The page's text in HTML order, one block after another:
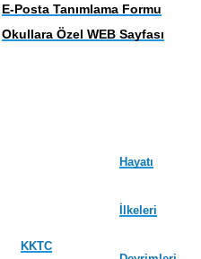
E-Posta Tanımlama Formu
Okullara Özel WEB Sayfası
KKTC
Hayatı
İlkeleri